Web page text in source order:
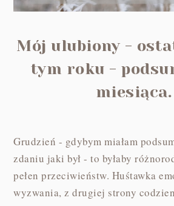
Mój ulubiony -
tym roku -
miesiąca.
Grudzień - gdybym miałam
zdaniu jaki był - to byłaby
pełen przeciwieństw. Huśtawka
wyzwania, z drugiej strony